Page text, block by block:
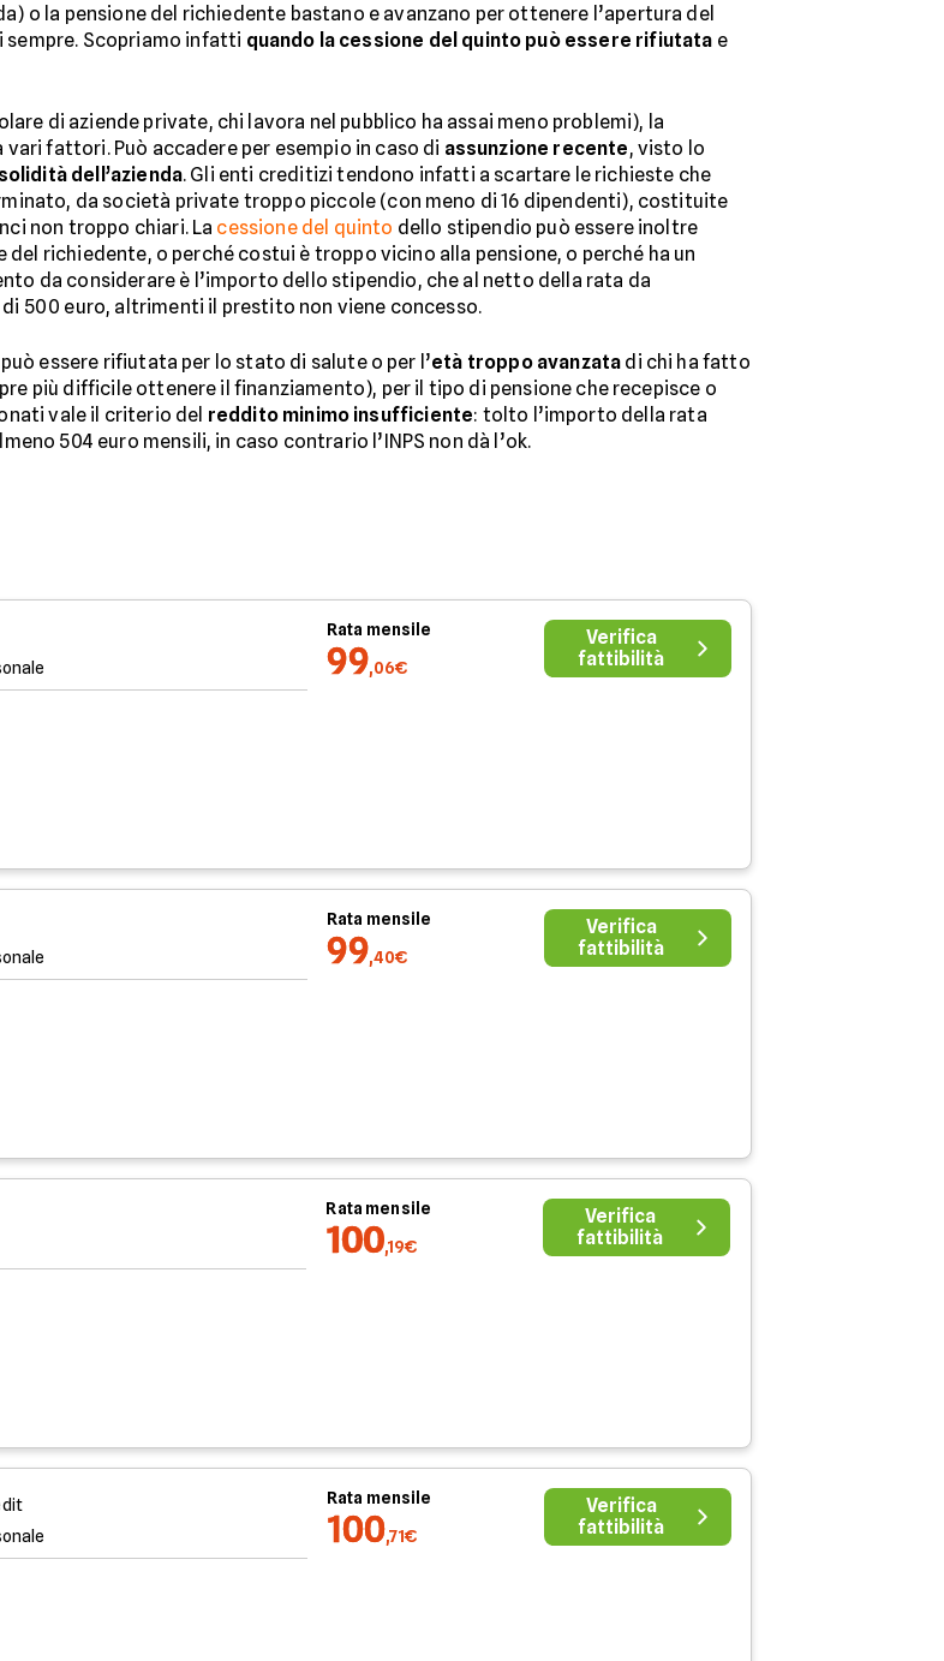
o la pensione del richiedente bastano e avanzano per ottenere l’apertura del
sempre. Scopriamo infatti quando la cessione del quinto può essere rifiutata e
di aziende private, chi lavora nel pubblico ha assai meno problemi), la
fattori. Può accadere per esempio in caso di assunzione recente, visto lo
solidità dell’azienda. Gli enti creditizi tendono infatti a scartare le richieste che
da società private troppo piccole (con meno di 16 dipendenti), costituite
non troppo chiari. La cessione del quinto dello stipendio può essere inoltre
richiedente, o perché costui è troppo vicino alla pensione, o perché ha un
da considerare è l’importo dello stipendio, che al netto della rata da
500 euro, altrimenti il prestito non viene concesso.
essere rifiutata per lo stato di salute o per l’età troppo avanzata di chi ha fatto
più difficile ottenere il finanziamento), per il tipo di pensione che recepisce o
vale il criterio del reddito minimo insufficiente: tolto l’importo della rata
504 euro mensili, in caso contrario l’INPS non dà l’ok.
Rata mensile
99,06€
Verifica
fattibilità
Rata mensile
99,40€
Verifica
fattibilità
Rata mensile
100,19€
Verifica
fattibilità
Rata mensile
100,71€
Verifica
fattibilità